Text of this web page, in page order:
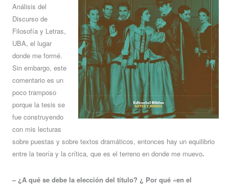
Análisis del
Discurso de
Filosofía y Letras,
UBA, el lugar
donde me formé.
Sin embargo, este
comentario es un
poco tramposo
porque la tesis se
fue construyendo
con mis lecturas
sobre puestas y sobre textos dramáticos, entonces hay un equilibrio
entre la teoría y la crítica, que es el terreno en donde me muevo.
– ¿A qué se debe la elección del título? ¿ Por qué «en el